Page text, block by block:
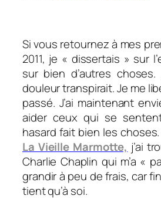
Si vous retournez à mes
2011, je « dissertais » sur
sur bien d’autres
douleur transpirait. Je me
passé. J’ai maintenant
aider ceux qui se
hasard fait bien les
La Vieille Marmotte, j’ai
Charlie Chaplin qui m’a «
grandir à peu de frais, car
tient qu’à soi.